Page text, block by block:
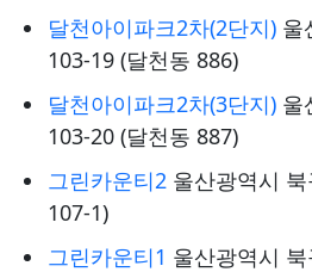
달천아이파크2차(2단지) 울
103-19 (달천동 886)
달천아이파크2차(3단지) 울
103-20 (달천동 887)
그린카운티2 울산광역시
107-1)
그린카운티1 울산광역시